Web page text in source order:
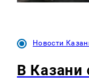
Новости
В Казани